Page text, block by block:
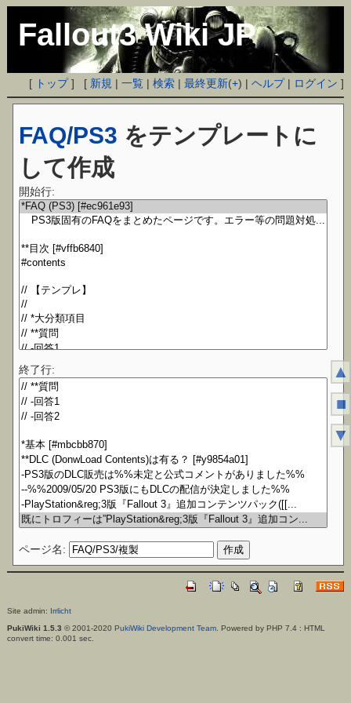
Fallout3 Wiki JP
[ トップ] [ 新規 |一覧 |検索 |最終更新(+) |ヘルプ| ログイン ]
FAQ/PS3 をテンプレートに
して作成
開始行:
終了行:
ページ名:
Site admin: Irrlicht
PukiWiki 1.5.3 © 2001-2020 PukiWiki Development Team. Powered by PHP 7.4 : HTML
convert time: 0.001 sec.
▲
■
▼